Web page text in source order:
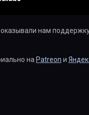
оказывали нам
на Patreon и